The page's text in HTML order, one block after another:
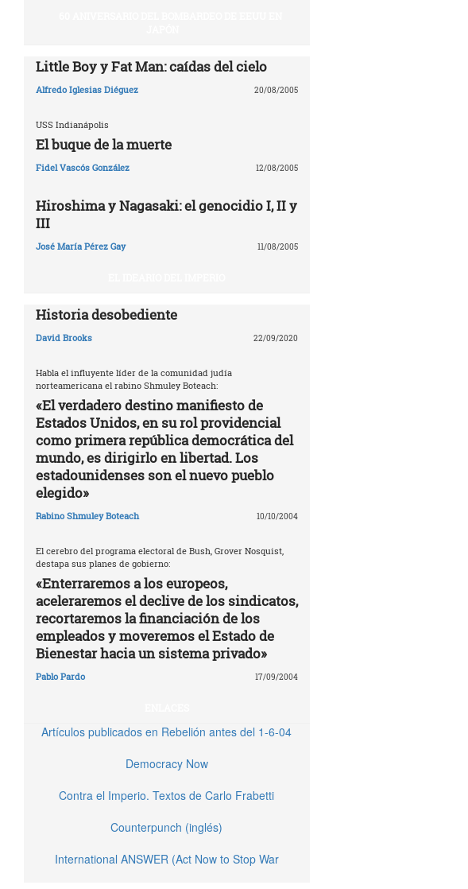
Little Boy y Fat Man: caídas del cielo
Alfredo Iglesias Diéguez 20/08/2005
USS Indianápolis
El buque de la muerte
Fidel Vascós González 12/08/2005
Hiroshima y Nagasaki: el genocidio I, II y
III
José María Pérez Gay 11/08/2005
Historia desobediente
David Brooks 22/09/2020
Habla el influyente líder de la comunidad judía
norteamericana el rabino Shmuley Boteach:
«El verdadero destino manifiesto de
Estados Unidos, en su rol providencial
como primera república democrática del
mundo, es dirigirlo en libertad. Los
estadounidenses son el nuevo pueblo
elegido»
Rabino Shmuley Boteach 10/10/2004
El cerebro del programa electoral de Bush, Grover Nosquist,
destapa sus planes de gobierno:
«Enterraremos a los europeos,
aceleraremos el declive de los sindicatos,
recortaremos la financiación de los
empleados y moveremos el Estado de
Bienestar hacia un sistema privado»
Pablo Pardo 17/09/2004
Artículos publicados en Rebelión antes del 1-6-04
Democracy Now
Contra el Imperio. Textos de Carlo Frabetti
Counterpunch (inglés)
International ANSWER (Act Now to Stop War